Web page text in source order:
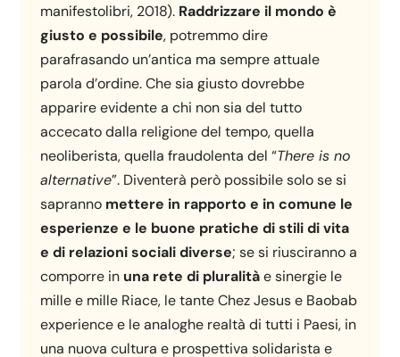
manifestolibri, 2018). Raddrizzare il mondo è
giusto e possibile, potremmo dire
parafrasando un’antica ma sempre attuale
parola d’ordine. Che sia giusto dovrebbe
apparire evidente a chi non sia del tutto
accecato dalla religione del tempo, quella
neoliberista, quella fraudolenta del “There is no
alternative”. Diventerà però possibile solo se si
sapranno mettere in rapporto e in comune le
esperienze e le buone pratiche di stili di vita
e di relazioni sociali diverse; se si riusciranno a
comporre in una rete di pluralitàe sinergie le
mille e mille Riace, le tante Chez Jesus e Baobab
experience e le analoghe realtà di tutti i Paesi, in
una nuova cultura e prospettiva solidarista e